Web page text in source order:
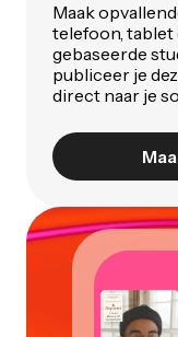
Maak
telefoon,
gebaseerde
publiceer je
direct naar je